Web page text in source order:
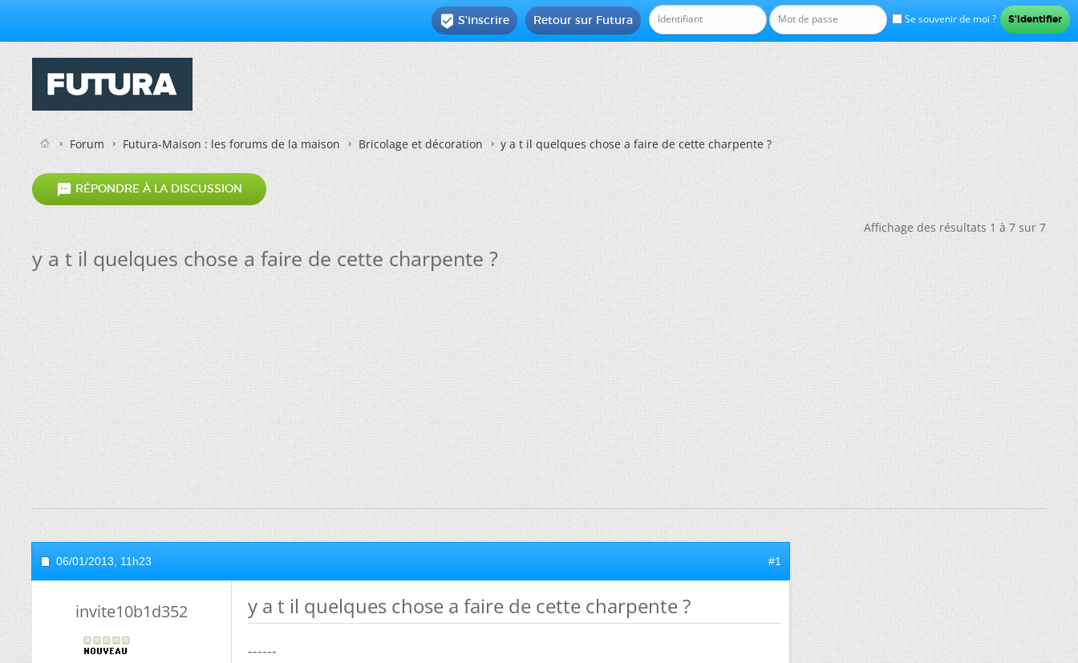
Se souvenir de moi ?
Retour sur Futura
 S'inscrire
Forum Futura-Maison : les forums de la maison Bricolage et décoration y a t il quelques chose a faire de cette charpente ?
 RÉPONDRE À LA DISCUSSION
Affichage des résultats 1 à 7 sur 7
y a t il quelques chose a faire de cette charpente ?
06/01/2013, 11h23 #1
invite10b1d352 y a t il quelques chose a faire de cette charpente ?
------